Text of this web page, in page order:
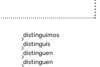
distinguimos
distinguís
distinguen
distinguen